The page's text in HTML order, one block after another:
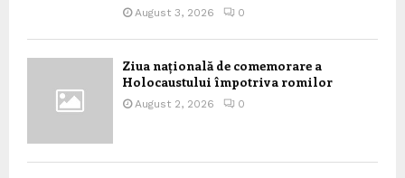
August 3, 2026 0
Ziua națională de comemorare a
Holocaustului împotriva romilor
August 2, 2026 0